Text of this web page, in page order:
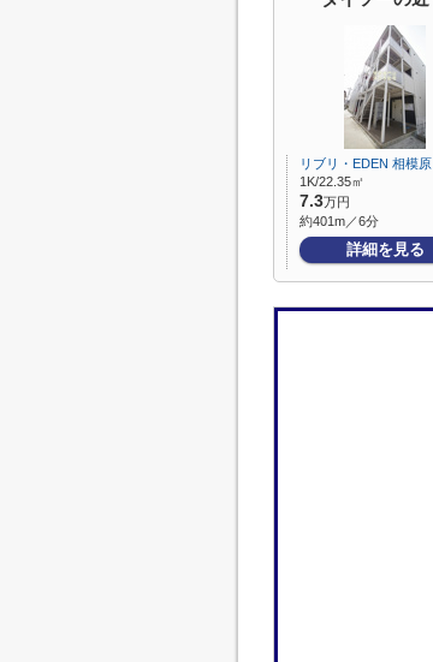
リブリ・EDEN 相模原
1K/22.35㎡
7.3万円
約401m／6分
詳細を見る